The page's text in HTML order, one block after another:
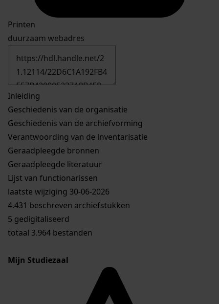
Printen
duurzaam webadres
Inleiding
Geschiedenis van de organisatie
Geschiedenis van de archiefvorming
Verantwoording van de inventarisatie
Geraadpleegde bronnen
Geraadpleegde literatuur
Lijst van functionarissen
laatste wijziging 30-06-2026
4.431 beschreven archiefstukken
5 gedigitaliseerd
totaal 3.964 bestanden
Mijn Studiezaal